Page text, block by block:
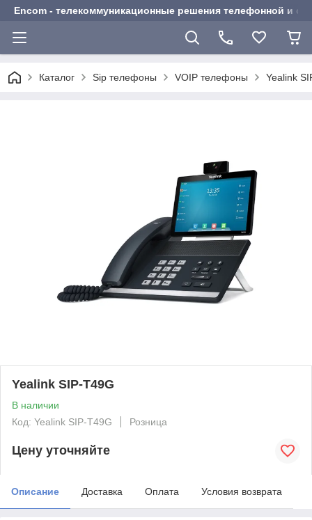
Encom - телекоммуникационные решения телефонной и
Каталог Sip телефоны VOIP телефоны Yealink
Yealink SIP-T49G
В наличии
Код: Yealink SIP-T49G
Розница
Цену уточняйте
Описание Доставка Оплата Условия возврата